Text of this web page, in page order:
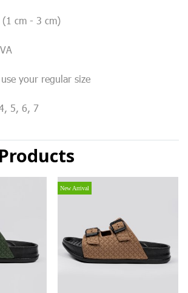
cm - 3 cm)
your regular size
5, 6, 7
New Arrival